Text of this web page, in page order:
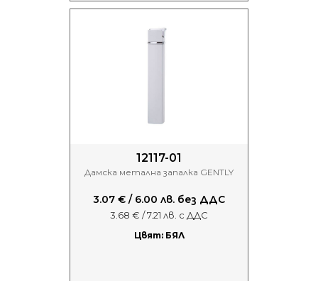
12117-01
Дамска метална запалка GENTLY
3.07 € / 6.00 лв. без ДДС
3.68 € / 7.21 лв. с ДДС
Цвят: БЯЛ